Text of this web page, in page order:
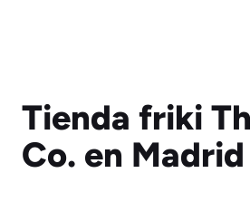
Tienda friki
Co. en Madrid